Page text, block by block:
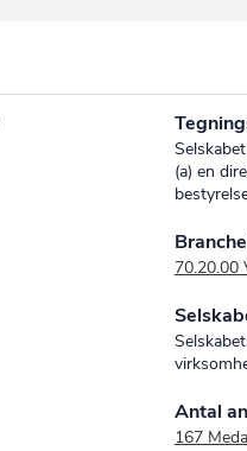
(a) en
70.20.00
Antal
167